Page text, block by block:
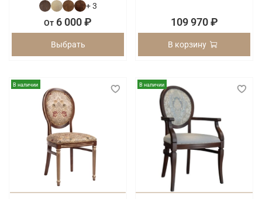
+ 3
От 6 000 ₽
Выбрать
109 970 ₽
В корзину
В наличии В наличии